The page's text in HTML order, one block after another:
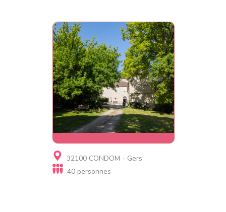
Gite, Gite d'étape
Gite de Gabarre
32100 CONDOM - Gers
40 personnes